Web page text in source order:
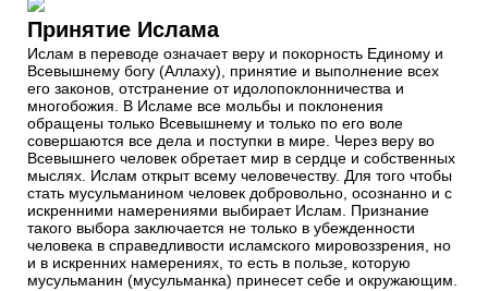
Принятие Ислама
Ислам в переводе означает веру и покорность Единому и
Всевышнему богу (Аллаху), принятие и выполнение всех
его законов, отстранение от идолопоклонничества и
многобожия. В Исламе все мольбы и поклонения
обращены только Всевышнему и только по его воле
совершаются все дела и поступки в мире. Через веру во
Всевышнего человек обретает мир в сердце и собственных
мыслях. Ислам открыт всему человечеству. Для того чтобы
стать мусульманином человек добровольно, осознанно и с
искренними намерениями выбирает Ислам. Признание
такого выбора заключается не только в убежденности
человека в справедливости исламского мировоззрения, но
и в искренних намерениях, то есть в пользе, которую
мусульманин (мусульманка) принесет себе и окружающим.